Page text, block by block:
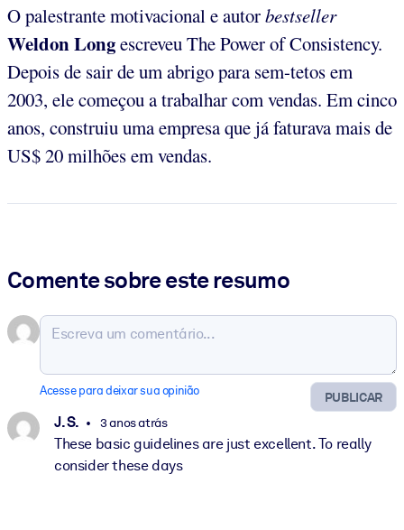
O palestrante motivacional e autorbestseller
Weldon Longescreveu The Power of Consistency.
Depois de sair de um abrigo para sem-tetos em
2003, ele começou a trabalhar com vendas. Em cinco
anos, construiu uma empresa que já faturava mais de
US$ 20 milhões em vendas.
Comente sobre este resumo
PUBLICAR
Acesse para deixar sua opinião
J. S. 3 anos atrás
These basic guidelines are just excellent. To really
consider these days